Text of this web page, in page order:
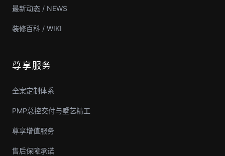
最新动态 / NEWS
装修百科 / WIKI
尊享服务
全案定制体系
PMP总控交付与墅艺精工
尊享增值服务
售后保障承诺